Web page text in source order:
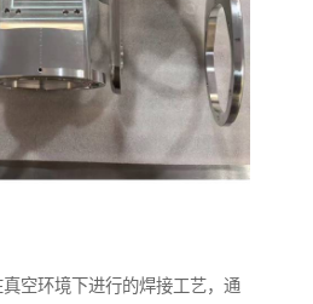
空环境下进行的焊接工艺，通